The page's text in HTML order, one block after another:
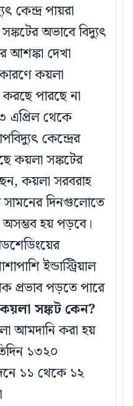
কেন্দ্র পায়রা
অভাবে বিদ্যুৎ
আশঙ্কা দেখা
কয়লা
পারছে না
এপ্রিল থেকে
কেন্দ্রের
কয়লা সঙ্কটের
কয়লা সরবরাহ
সামনের দিনগুলোতে
অসম্ভব হয় পড়বে।
ইন্ডাস্ট্রিয়াল
প্রভাব পড়তে পারে
কয়লা সঙ্কট কেন?
আমদানি করা হয়
১৩২০
১১ থেকে ১২